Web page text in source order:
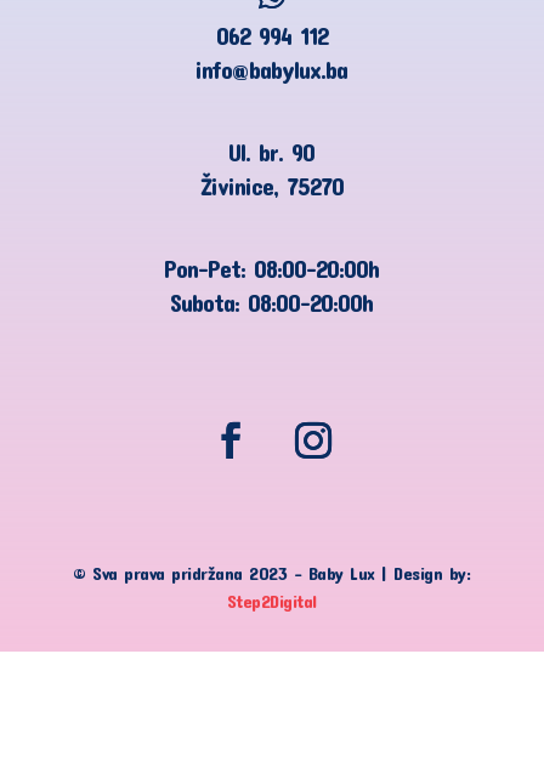
062 994 112
info@babylux.ba
Ul. br. 90
Živinice, 75270
Pon-Pet: 08:00-20:00h
Subota: 08:00-20:00h
© Sva prava pridržana 2023 – Baby Lux | Design by:
Step2Digital